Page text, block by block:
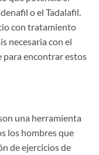
o el Tadalafil.
con tratamiento
necesaria con el
para encontrar estos
una herramienta
los hombres que
de ejercicios de